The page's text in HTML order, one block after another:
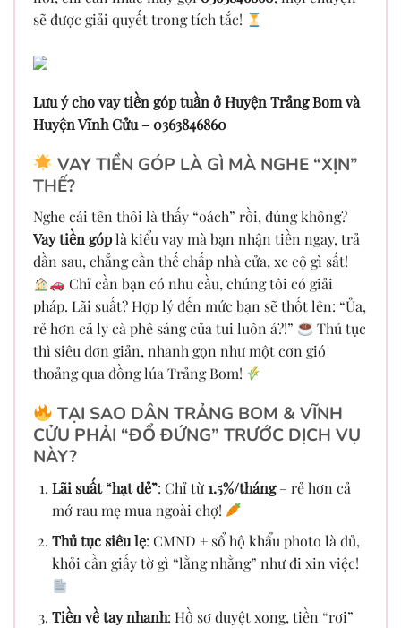
sẽ được giải quyết trong tích tắc!
Lưu ý cho vay tiền góp tuần ở Huyện Trảng Bom và
Huyện Vĩnh Cửu – 0363846860
VAY TIỀN GÓP LÀ GÌ MÀ NGHE “XỊN”
THẾ?
Nghe cái tên thôi là thấy “oách” rồi, đúng không?
Vay tiền góplà kiểu vay mà bạn nhận tiền ngay, trả
dần sau, chẳng cần thế chấp nhà cửa, xe cộ gì sất!
Chỉ cần bạn có nhu cầu, chúng tôi có giải
pháp. Lãi suất? Hợp lý đến mức bạn sẽ thốt lên: “Ủa,
rẻ hơn cả ly cà phê sáng của tui luôn á?!”
Thủ tục
thì siêu đơn giản, nhanh gọn như một cơn gió
thoảng qua đồng lúa Trảng Bom!
TẠI SAO DÂN TRẢNG BOM & VĨNH
CỬU PHẢI “ĐỔ ĐỨNG” TRƯỚC DỊCH VỤ
NÀY?
Lãi suất “hạt dẻ”: Chỉ từ1.5%/tháng– rẻ hơn cả
mớ rau mẹ mua ngoài chợ!
Thủ tục siêu lẹ: CMND + sổ hộ khẩu photo là đủ,
khỏi cần giấy tờ gì “lằng nhằng” như đi xin việc!
Tiền về tay nhanh: Hồ sơ duyệt xong, tiền “rơi”